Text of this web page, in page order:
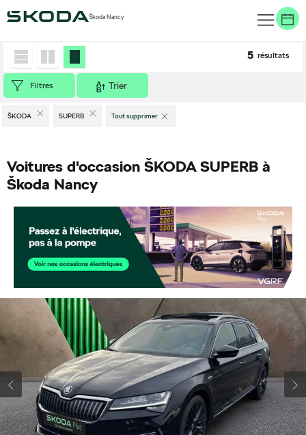
Škoda Nancy
Véhicules d'occasion
ŠKODA SUPERB Tout supprimer
Filtres Trier
5 résultats
Voitures d'occasion ŠKODA SUPERB à
Škoda Nancy